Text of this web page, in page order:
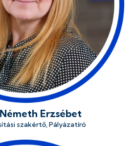
Erzsébet
szakértő, Pályázatíró